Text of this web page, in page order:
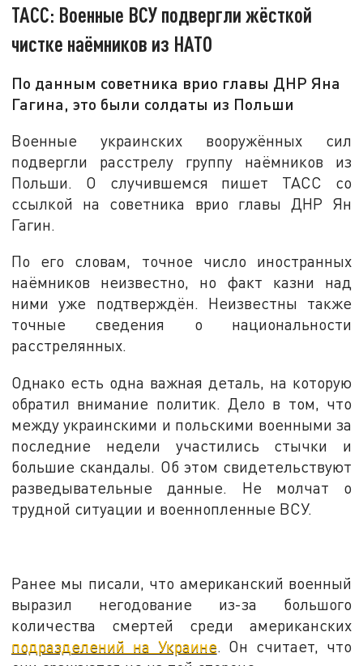
ТАСС: Военные ВСУ подвергли жёсткой
чистке наёмников из НАТО
По данным советника врио главы ДНР Яна
Гагина, это были солдаты из Польши
Военные украинских вооружённых сил
подвергли расстрелу группу наёмников из
Польши. О случившемся пишет ТАСС со
ссылкой на советника врио главы ДНР Ян
Гагин.
По его словам, точное число иностранных
наёмников неизвестно, но факт казни над
ними уже подтверждён. Неизвестны также
точные сведения о национальности
расстрелянных.
Однако есть одна важная деталь, на которую
обратил внимание политик. Дело в том, что
между украинскими и польскими военными за
последние недели участились стычки и
большие скандалы. Об этом свидетельствуют
разведывательные данные. Не молчат о
трудной ситуации и военнопленные ВСУ.
Ранее мы писали, что американский военный
выразил негодование из-за большого
количества смертей среди американских
подразделений на Украине. Он считает, что